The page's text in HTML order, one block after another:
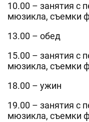
10.00 – занятия с
мюзикла, съемки
13.00 – обед
15.00 – занятия с
мюзикла, съемки
18.00 – ужин
19.00 – занятия с
мюзикла, съемки